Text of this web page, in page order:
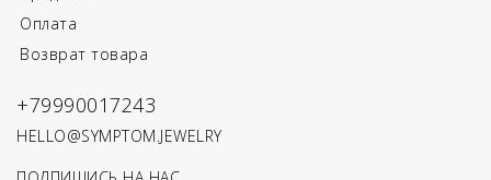
Оплата
Возврат товара
+79990017243
HELLO@SYMPTOM.JEWELRY